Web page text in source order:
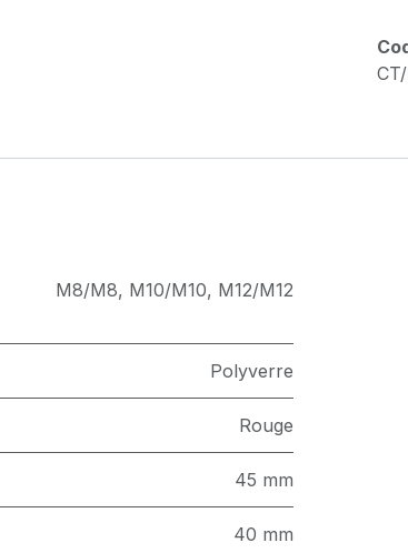
M8/M8, M10/M10, M12/M12
Polyverre
Rouge
45 mm
40 mm